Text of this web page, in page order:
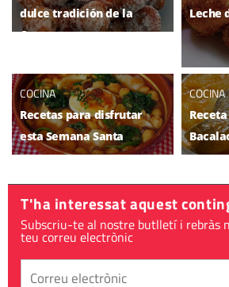
dulce tradición de la
Cuaresma
Leche
COCINA
Recetas para disfrutar
esta Semana Santa
COCINA
T'ha interessat aquest
Subscriu-te al nostre butlletí i rebràs
teu correu electrònic